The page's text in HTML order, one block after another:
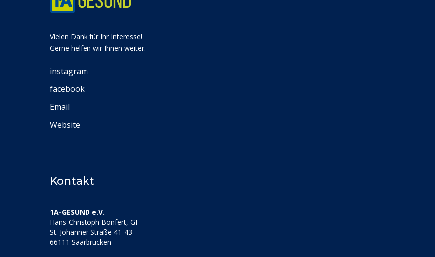
Vielen Dank für Ihr Interesse!
Gerne helfen wir Ihnen weiter.
instagram
facebook
Email
Website
Kontakt
1A-GESUND e.V.
Hans-Christoph Bonfert, GF
St. Johanner Straße 41-43
66111 Saarbrücken